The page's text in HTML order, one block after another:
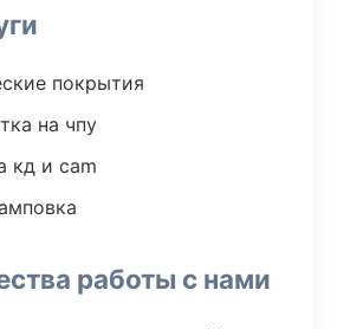
покрытия
на чпу
кд и cam
работы с нами